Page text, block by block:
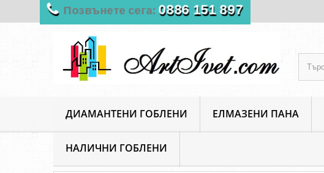
Позвънете сега: 0886 151 897
ДИАМАНТЕНИ ГОБЛЕНИ ЕЛМАЗЕНИ ПАНА
НАЛИЧНИ ГОБЛЕНИ
ArtIvet Гоблени за шиене